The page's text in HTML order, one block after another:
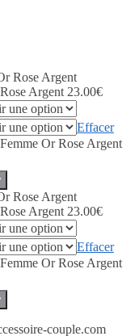
Argent 23.00€
Effacer
Or Rose Argent
Argent 23.00€
Effacer
Or Rose Argent